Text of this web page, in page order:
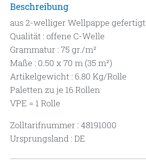
Beschreibung
aus 2-welliger Wellpappe gefertigt
Qualität : offene C-Welle
Grammatur : 75 gr./m²
Maße : 0.50 x 70 m (35 m²)
Artikelgewicht : 6.80 Kg/Rolle
Paletten zu je 16 Rollen
VPE = 1 Rolle
Zolltarifnummer : 48191000
Ursprungsland : DE